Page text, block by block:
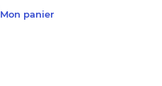
Mon panier